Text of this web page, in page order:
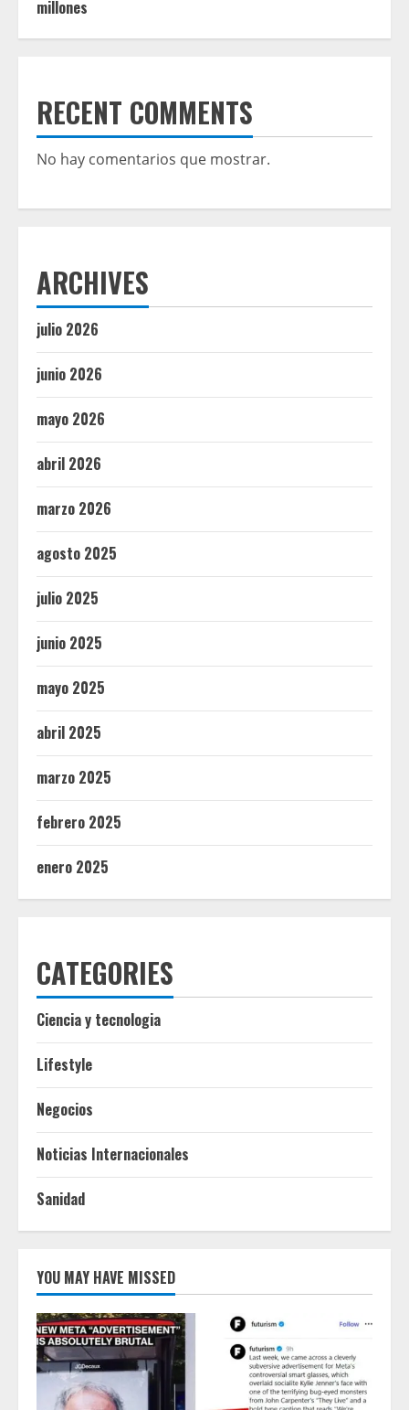
millones
RECENT COMMENTS
No hay comentarios que mostrar.
ARCHIVES
julio 2026
junio 2026
mayo 2026
abril 2026
marzo 2026
agosto 2025
julio 2025
junio 2025
mayo 2025
abril 2025
marzo 2025
febrero 2025
enero 2025
CATEGORIES
Ciencia y tecnologia
Lifestyle
Negocios
Noticias Internacionales
Sanidad
YOU MAY HAVE MISSED